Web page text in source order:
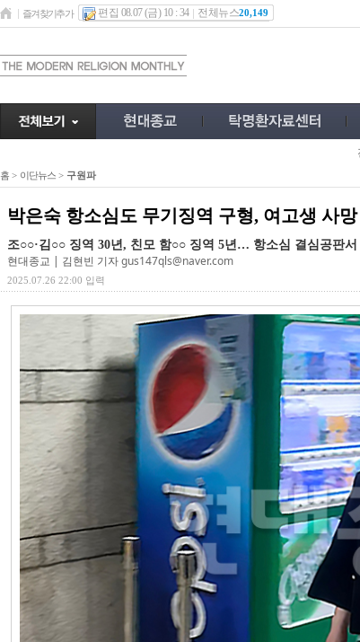
즐겨찾기추가 편집 08.07 (금) 10 : 34 전체뉴스20,149
홈 > 이단뉴스 > 구원파
박은숙 항소심도 무기징역 구형, 여고생 사망
조○○·김○○ 징역 30년, 친모 함○○ 징역 5년… 항소심 결심공판
현대종교 | 김현빈 기자gus147qls@naver.com
2025.07.26 22:00 입력